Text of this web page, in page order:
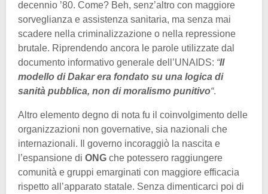
decennio ’80. Come? Beh, senz’altro con maggiore
sorveglianza e assistenza sanitaria, ma senza mai
scadere nella criminalizzazione o nella repressione
brutale. Riprendendo ancora le parole utilizzate dal
documento informativo generale dell’UNAIDS: “Il
modello di Dakar era fondato su una logica di
sanità pubblica, non di moralismo punitivo“.
Altro elemento degno di nota fu il coinvolgimento delle
organizzazioni non governative, sia nazionali che
internazionali. Il governo incoraggiò la nascita e
l’espansione di ONG che potessero raggiungere
comunità e gruppi emarginati con maggiore efficacia
rispetto all’apparato statale. Senza dimenticarci poi di